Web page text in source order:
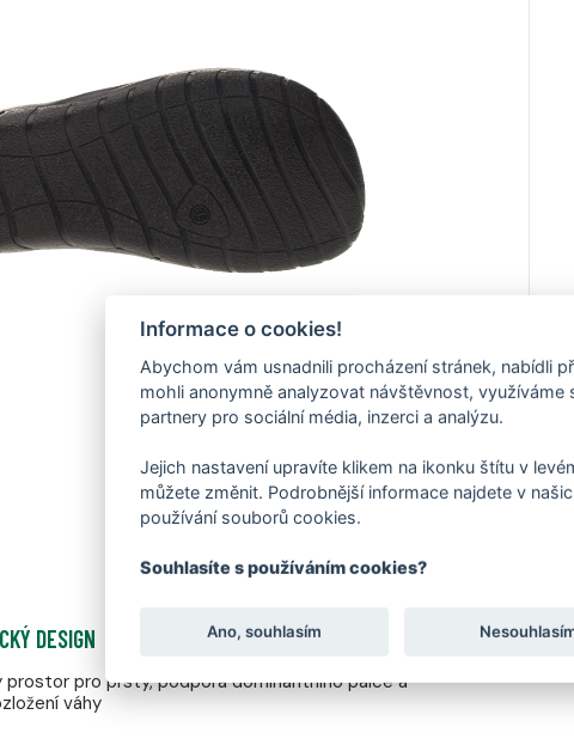
DESIGN
prostor pro prsty, podpora dominantního palce a
váhy
Informace o cookies!
Abychom vám usnadnili procházení stránek, nabídli
mohli anonymně analyzovat návštěvnost,
partnery pro sociální média, inzerci a analýzu.
Jejich nastavení upravíte klikem na ikonku štítu v
můžete změnit. Podrobnější informace najdete v
používání souborů cookies.
Souhlasíte s používáním cookies?
Ano, souhlasím